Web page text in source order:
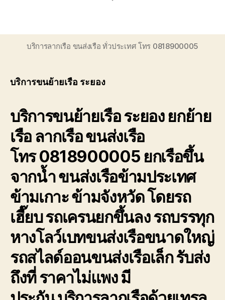
ตอบ
และ
ได้
มาตรฐาน
ระหว่าง
การ
ยก
ย้าย
การ
เดิน
ทาง
ขนส่ง
เรือ
ให้
ถึงที่
หมาย
บริการลากเรือ ขนส่งเรือ ทั่วประเทศ โทร 0818900005
บริการขนย้ายเรือ ระยอง
บริการขนย้ายเรือ ระยอง ยกย้าย
เรือ ลากเรือ ขนส่งเรือ
โทร 0818900005 ยกเรือขึ้น
จากน้ำ ขนส่งเรือข้ามประเทศ
ข้ามเกาะ ข้ามจังหวัด โดยรถ
เฮี๊ยบ รถเครนยกขึ้นลง รถบรรทุก
หางโลว์เบทขนส่งเรือขนาดใหญ่
รถสไลด์ออนขนส่งเรือเล็ก รับส่ง
ถึงที่ ราคาไม่แพง มี